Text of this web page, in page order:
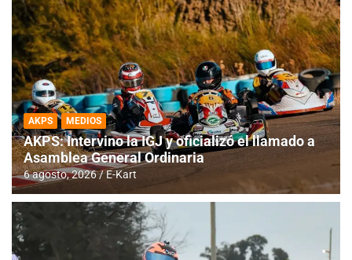
AKPS MEDIOS
AKPS: Intervino la IGJ y oficializó el llamado a
Asamblea General Ordinaria
6 agosto, 2026 E-Kart